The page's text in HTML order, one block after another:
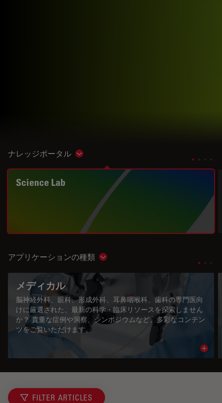
ナレッジポータル Show subnavigation
Science Lab
アプリケーションの種類 Show subnavigation
メディカル
脳神経外科、眼科、形成外科、耳鼻咽喉科、歯科の専門医向
けに厳選された、最新の科学・臨床リソースを探索しません
か？ 貴重な症例や洞察、シンポジウムなど、多彩なコンテン
ツをご覧いただけます。
FILTER ARTICLES